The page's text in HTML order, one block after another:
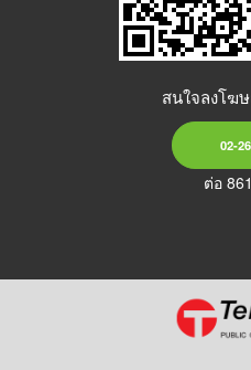
สนใจลงโฆ
02-
ต่อ